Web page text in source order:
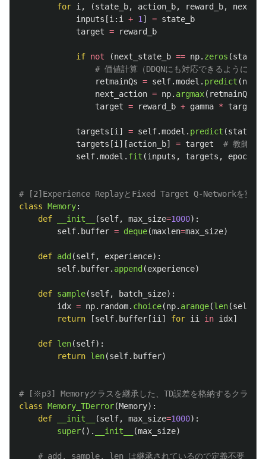
for i, (state_b, action_b, reward_b,
inputs [i: i + 1] = state_b
target = reward_b
if not (next_state_b == np. zeros (state_b
retmainQs = self.model . predict (
next_action = np. argmax( retmainQs
target = reward_b + gamma * targetQN
targets [i] = self.model . predict (state_b
targets [i][action_b] = target
self.model . fit (inputs , targets , epochs
class Memory:
def
__init__ (self, max_size=1000):
self. buffer = deque(maxlen=max_size)
def add (self, experience):
self. buffer. append (experience)
def sample(self, batch_size):
idx = np. random. choice(np. arange(len(self
return
[self. buffer [ii] for ii in idx]
def len(self):
return len(self. buffer)
class Memory_TDerror(Memory):
def
__init__ (self, max_size=1000):
super(). __init__ (max_size)